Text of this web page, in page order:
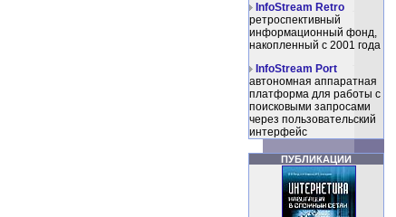
InfoStream Retro
ретроспективный
информационный фонд,
накопленный с 2001 года
InfoStream Port
автономная аппаратная
платформа для работы с
поисковыми запросами
через пользовательский
интерфейс
ПУБЛИКАЦИИ